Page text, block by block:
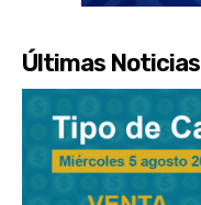
Últimas Noticias